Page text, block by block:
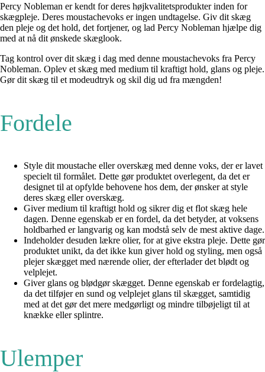
Percy Nobleman er kendt for deres højkvalitetsprodukter inden for
skægpleje. Deres moustachevoks er ingen undtagelse. Giv dit skæg
den pleje og det hold, det fortjener, og lad Percy Nobleman hjælpe dig
med at nå dit ønskede skæglook.
Tag kontrol over dit skæg i dag med denne moustachevoks fra Percy
Nobleman. Oplev et skæg med medium til kraftigt hold, glans og pleje.
Gør dit skæg til et modeudtryk og skil dig ud fra mængden!
Fordele
Style dit moustache eller overskæg med denne voks, der er lavet
specielt til formålet. Dette gør produktet overlegent, da det er
designet til at opfylde behovene hos dem, der ønsker at style
deres skæg eller overskæg.
Giver medium til kraftigt hold og sikrer dig et flot skæg hele
dagen. Denne egenskab er en fordel, da det betyder, at voksens
holdbarhed er langvarig og kan modstå selv de mest aktive dage.
Indeholder desuden lækre olier, for at give ekstra pleje. Dette gør
produktet unikt, da det ikke kun giver hold og styling, men også
plejer skægget med nærende olier, der efterlader det blødt og
velplejet.
Giver glans og blødgør skægget. Denne egenskab er fordelagtig,
da det tilføjer en sund og velplejet glans til skægget, samtidig
med at det gør det mere medgørligt og mindre tilbøjeligt til at
knække eller splintre.
Ulemper